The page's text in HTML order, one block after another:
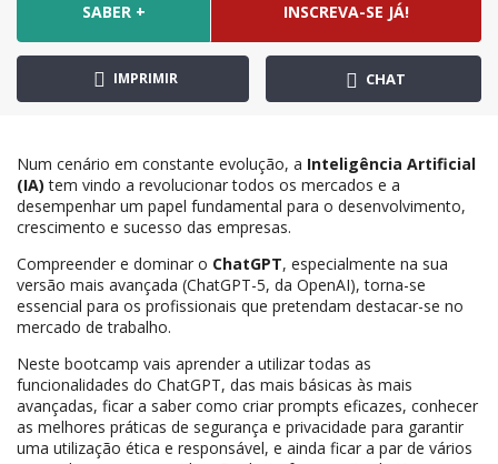
SABER + INSCREVA-SE JÁ!
IMPRIMIR CHAT
Num cenário em constante evolução, a Inteligência Artificial
(IA) tem vindo a revolucionar todos os mercados e a
desempenhar um papel fundamental para o desenvolvimento,
crescimento e sucesso das empresas.
Compreender e dominar o ChatGPT, especialmente na sua
versão mais avançada (ChatGPT-5, da OpenAI), torna-se
essencial para os profissionais que pretendam destacar-se no
mercado de trabalho.
Neste bootcamp vais aprender a utilizar todas as
funcionalidades do ChatGPT, das mais básicas às mais
avançadas, ficar a saber como criar prompts eficazes, conhecer
as melhores práticas de segurança e privacidade para garantir
uma utilização ética e responsável, e ainda ficar a par de vários